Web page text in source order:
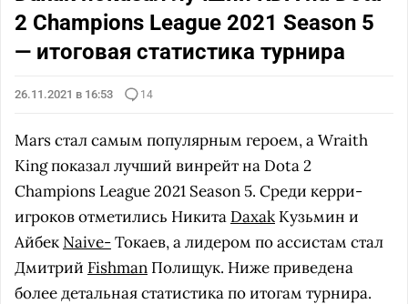
2 Champions League 2021 Season 5
— итоговая статистика турнира
26.11.2021 в 16:53 14
Mars стал самым популярным героем, а Wraith
King показал лучший винрейт на Dota 2
Champions League 2021 Season 5. Среди керри-
игроков отметились Никита Daxak Кузьмин и
Айбек Naive-Токаев, а лидером по ассистам стал
Дмитрий Fishman Полищук. Ниже приведена
более детальная статистика по итогам турнира.